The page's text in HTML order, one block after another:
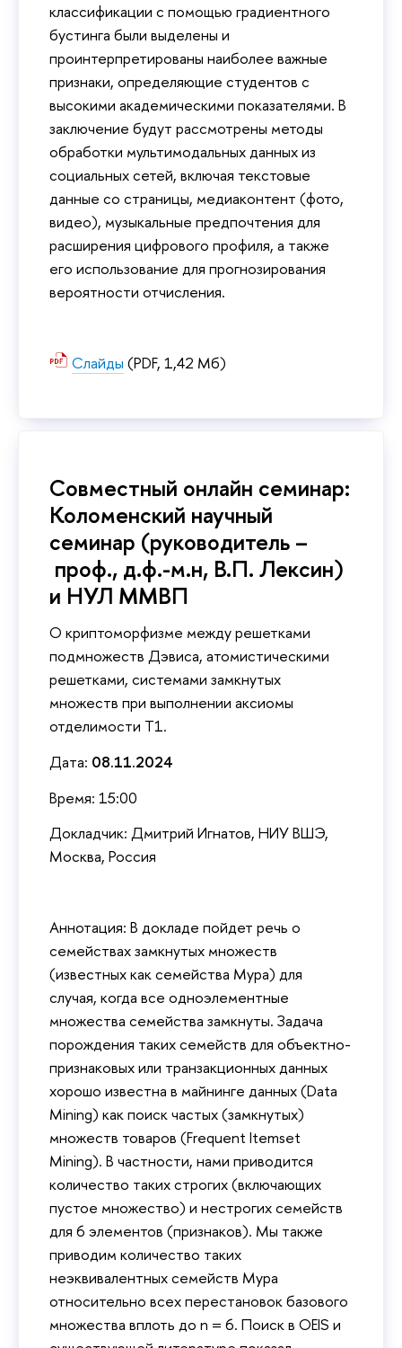
классификации с помощью градиентного
бустинга были выделены и
проинтерпретированы наиболее важные
признаки, определяющие студентов с
высокими академическими показателями. В
заключение будут рассмотрены методы
обработки мультимодальных данных из
социальных сетей, включая текстовые
данные со страницы, медиаконтент (фото,
видео), музыкальные предпочтения для
расширения цифрового профиля, а также
его использование для прогнозирования
вероятности отчисления.
Слайды (PDF, 1,42 Мб)
Совместный онлайн семинар:
Коломенский научный
семинар (руководитель –
проф., д.ф.-м.н, В.П. Лексин)
и НУЛ ММВП
О криптоморфизме между решетками
подмножеств Дэвиса, атомистическими
решетками, системами замкнутых
множеств при выполнении аксиомы
отделимости T1.
Дата: 08.11.2024
Время: 15:00
Докладчик: Дмитрий Игнатов, НИУ ВШЭ,
Москва, Россия
Аннотация: В докладе пойдет речь о
семействах замкнутых множеств
(известных как семейства Мура) для
случая, когда все одноэлементные
множества семейства замкнуты. Задача
порождения таких семейств для объектно-
признаковых или транзакционных данных
хорошо известна в майнинге данных (Data
Mining) как поиск частых (замкнутых)
множеств товаров (Frequent Itemset
Mining). В частности, нами приводится
количество таких строгих (включающих
пустое множество) и нестрогих семейств
для 6 элементов (признаков). Мы также
приводим количество таких
неэквивалентных семейств Мура
относительно всех перестановок базового
множества вплоть до n = 6. Поиск в OEIS и